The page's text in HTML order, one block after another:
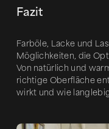
Fazit
Farböle, Lacke und
Möglichkeiten, die
Von natürlich und
richtige Oberfläche
wirkt und wie